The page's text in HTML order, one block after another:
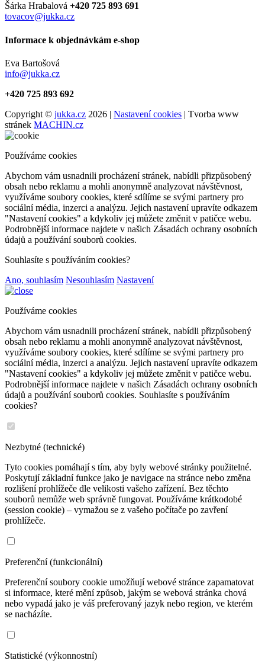
Šárka Hrabalová +420 725 893 691
tovacov@jukka.cz
Informace k objednávkám e-shop
Eva Bartošová
info@jukka.cz
+420 725 893 692
Copyright © jukka.cz 2026 | Nastavení cookies | Tvorba www
stránek MACHIN.cz
Používáme cookies
Abychom vám usnadnili procházení stránek, nabídli přizpůsobený
obsah nebo reklamu a mohli anonymně analyzovat návštěvnost,
využíváme soubory cookies, které sdílíme se svými partnery pro
sociální média, inzerci a analýzu. Jejich nastavení upravíte odkazem
"Nastavení cookies" a kdykoliv jej můžete změnit v patičce webu.
Podrobnější informace najdete v našich Zásadách ochrany osobních
údajů a používání souborů cookies.
Souhlasíte s používáním cookies?
Ano, souhlasím Nesouhlasím Nastavení
Používáme cookies
Abychom vám usnadnili procházení stránek, nabídli přizpůsobený
obsah nebo reklamu a mohli anonymně analyzovat návštěvnost,
využíváme soubory cookies, které sdílíme se svými partnery pro
sociální média, inzerci a analýzu. Jejich nastavení upravíte odkazem
"Nastavení cookies" a kdykoliv jej můžete změnit v patičce webu.
Podrobnější informace najdete v našich Zásadách ochrany osobních
údajů a používání souborů cookies. Souhlasíte s používáním
cookies?
Nezbytné (technické)
Tyto cookies pomáhají s tím, aby byly webové stránky použitelné.
Poskytují základní funkce jako je navigace na stránce nebo změna
rozlišení prohlížeče dle velikosti vašeho zařízení. Bez těchto
souborů nemůže web správně fungovat. Používáme krátkodobé
(session cookie) – vymažou se z vašeho počítače po zavření
prohlížeče.
Preferenční (funkcionální)
Preferenční soubory cookie umožňují webové stránce zapamatovat
si informace, které mění způsob, jakým se webová stránka chová
nebo vypadá jako je váš preferovaný jazyk nebo region, ve kterém
se nacházíte.
Statistické (výkonnostní)